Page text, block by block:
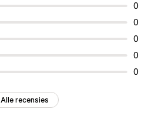
0
0
0
0
0
Alle recensies